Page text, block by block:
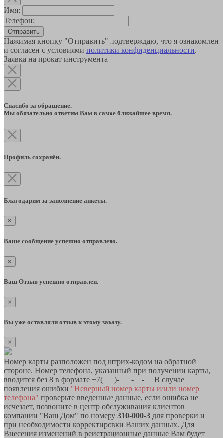
Имя:
Телефон:
Отправить
Нажимая кнопку "Отправить" подтверждаю, что я ознакомлен
и согласен с условиями политики конфиденциальности.
Заявка на прокат инструмента
Спасибо за обращение.
Мы обязательно ответим Вам в самое ближайшее время.
Профиль сохранён.
Благодарим за заполнение анкеты.
×
Ваше сообщение успешно отправлено.
×
Ваш Отзыв успешно отправлен.
×
Вы уже оставляли отзыв к этому заказу.
×
Номер карты разположен под штрих-кодом на обратной
стороне. Номер телефона, указанный при получении карты,
вводится без 8 в формате +7(___)-___-__-__ В случае
появления ошибки "Неверный номер карты и/или номер
телефона" проверьте введенные данные, если ошибка не
исчезает, позвоните в центр обслуживания клиентов
компании "Ваш Дом" по номеру 310-000-3 для проверки и
при необходимости корректировки Ваших данных. Для
Внесения изменений в реистрационные данные Вам будет